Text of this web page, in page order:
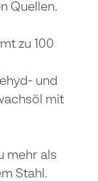
Quellen.
zu 100
und
mit
mehr als
Stahl.